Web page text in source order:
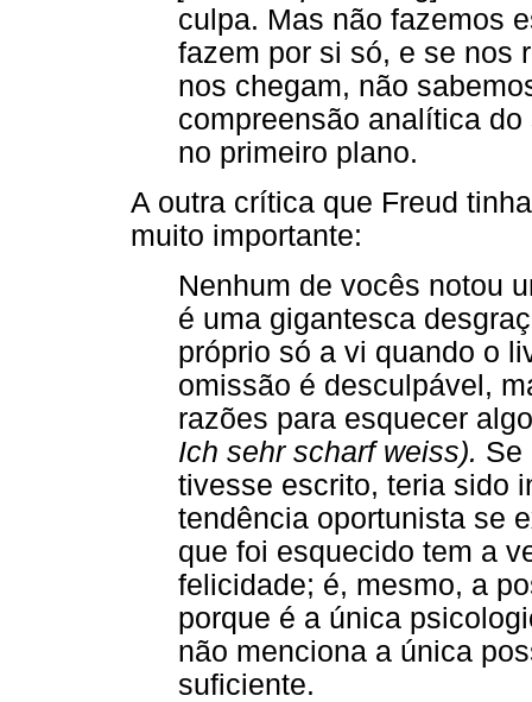
culpa. Mas não fazemos
fazem por si só, e se nos
nos chegam, não
compreensão analítica
no primeiro plano.
A outra crítica que Freud
muito importante:
Nenhum de vocês notou
é uma gigantesca
próprio só a vi quando o
omissão é desculpável,
razões para esquecer
Ich sehr scharf weiss). Se
tivesse escrito, teria sido
tendência oportunista se
que foi esquecido tem a
felicidade; é, mesmo, a
porque é a única
não menciona a única
suficiente.